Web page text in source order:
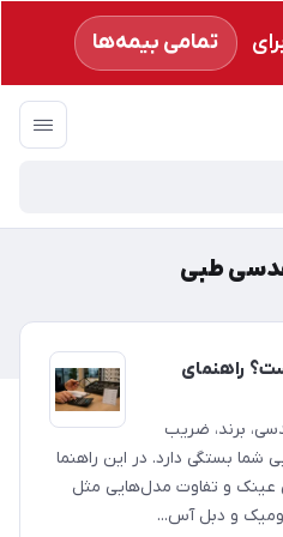
تمامی بیمه‌ها
طبی
راهنمای
برند، ضریب
بستگی دارد. در این راهنما
عینک و تفاوت مدل‌هایی مثل
و دبل آس...